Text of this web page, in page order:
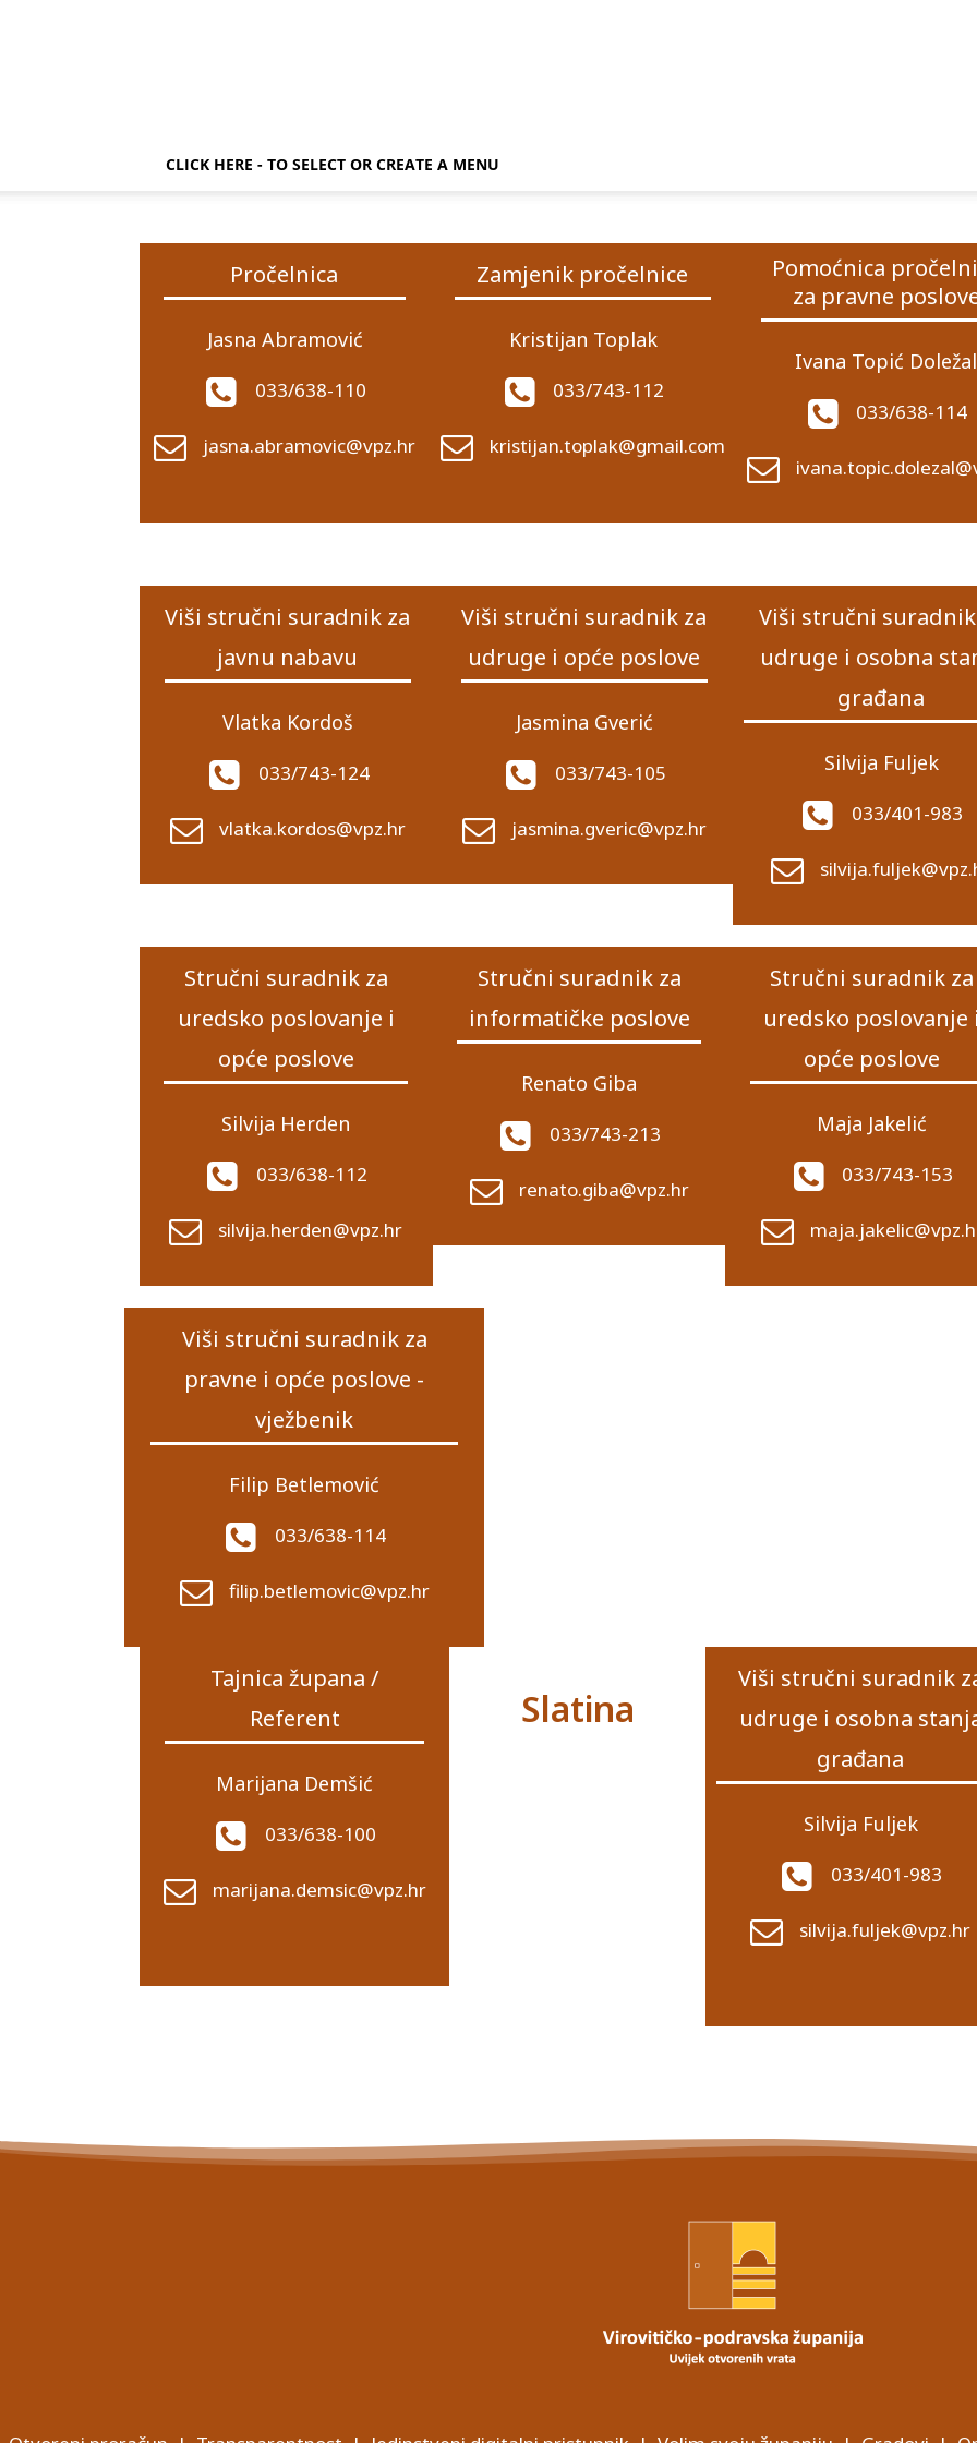
CLICK HERE - TO SELECT OR CREATE A MENU
Pročelnica
Jasna Abramović
033/638-110
jasna.abramovic@vpz.hr
Zamjenik pročelnice
Kristijan Toplak
033/743-112
kristijan.toplak@gmail.com
Pomoćnica
za pravne
Ivana Topić Doležal
033/638-114
Viši stručni suradnik za
javnu nabavu
Vlatka Kordoš
033/743-124
vlatka.kordos@vpz.hr
Viši stručni suradnik za
udruge i opće poslove
Jasmina Gverić
033/743-105
jasmina.gveric@vpz.hr
Viši stručni
udruge i osobna
građana
Silvija Fuljek
033/401-983
Stručni suradnik za
uredsko poslovanje i
opće poslove
Silvija Herden
033/638-112
silvija.herden@vpz.hr
Stručni suradnik za
informatičke poslove
Renato Giba
033/743-213
renato.giba@vpz.hr
Stručni suradnik za
uredsko poslovanje
opće poslove
Maja Jakelić
033/743-153
Viši stručni suradnik za
pravne i opće poslove -
vježbenik
Filip Betlemović
033/638-114
filip.betlemovic@vpz.hr
Tajnica župana /
Referent
Marijana Demšić
033/638-100
marijana.demsic@vpz.hr
Slatina
Viši stručni suradnik
udruge i osobna
građana
Silvija Fuljek
033/401-983
silvija.fuljek@vpz.hr